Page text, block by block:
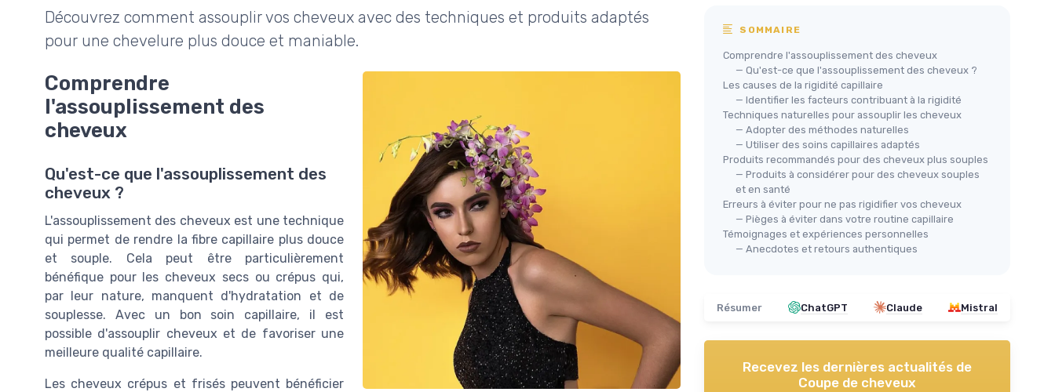
Découvrez comment assouplir vos cheveux avec des techniques et produits adaptés
pour une chevelure plus douce et maniable.
Comprendre
l'assouplissement des
cheveux
Qu'est-ce que l'assouplissement des
cheveux ?
L'assouplissement des cheveux est une technique
qui permet de rendre la fibre capillaire plus douce
et souple. Cela peut être particulièrement
bénéfique pour les cheveux secs ou crépus qui,
par leur nature, manquent d'hydratation et de
souplesse. Avec un bon soin capillaire, il est
possible d'assouplir cheveux et de favoriser une
meilleure qualité capillaire.
Les cheveux crépus et frisés peuvent bénéficier
SOMMAIRE
Comprendre l'assouplissement des cheveux
— Qu'est-ce que l'assouplissement des cheveux ?
Les causes de la rigidité capillaire
— Identifier les facteurs contribuant à la rigidité
Techniques naturelles pour assouplir les cheveux
— Adopter des méthodes naturelles
— Utiliser des soins capillaires adaptés
Produits recommandés pour des cheveux plus souples
— Produits à considérer pour des cheveux souples
et en santé
Erreurs à éviter pour ne pas rigidifier vos cheveux
— Pièges à éviter dans votre routine capillaire
Témoignages et expériences personnelles
— Anecdotes et retours authentiques
Résumer ChatGPT Claude Mistral
Recevez les dernières actualités de
Coupe de cheveux